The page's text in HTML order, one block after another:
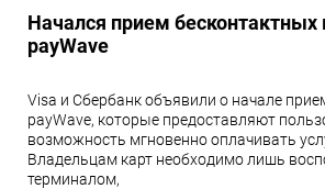
Начался прием бесконтактных
payWave
Visa и Сбербанк объявили о начале
payWave, которые предоставляют
возможность мгновенно оплачивать
Владельцам карт необходимо лишь
терминалом,